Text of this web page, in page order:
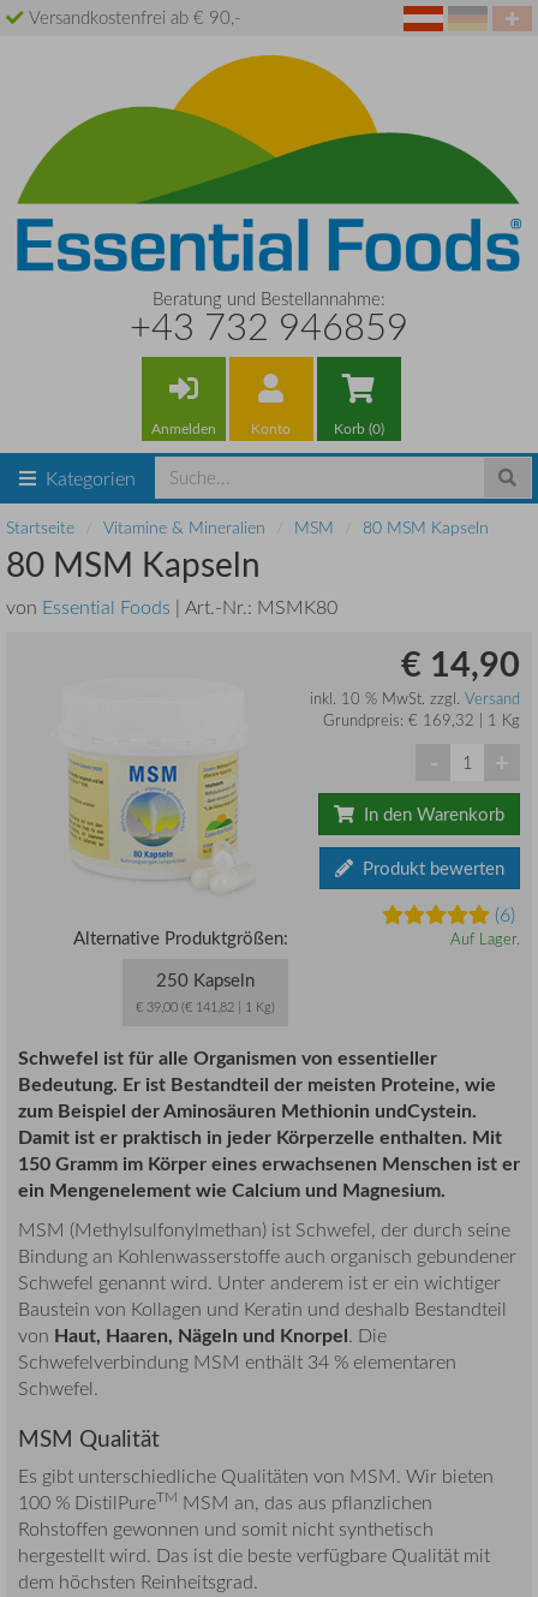
Versandkostenfrei ab € 90,-
Beratung und Bestellannahme:
+43 732 946859
Anmelden Konto Korb (0)
Kategorien
Startseite Vitamine & Mineralien MSM 80 MSM Kapseln
80 MSM Kapseln
von Essential Foods | Art.-Nr.: MSMK80
€ 14,90
inkl. 10 % MwSt. zzgl. Versand
Grundpreis: € 169,32 | 1 Kg
- +
In den Warenkorb
Produkt bewerten
(6)
Auf Lager.
Alternative Produktgrößen:
250 Kapseln
€ 39,00 (€ 141,82 | 1 Kg)
Schwefel ist für alle Organismen von essentieller
Bedeutung. Er ist Bestandteil der meisten Proteine, wie
zum Beispiel der Aminosäuren Methionin undCystein.
Damit ist er praktisch in jeder Körperzelle enthalten. Mit
150 Gramm im Körper eines erwachsenen Menschen ist er
ein Mengenelement wie Calcium und Magnesium.
MSM (Methylsulfonylmethan) ist Schwefel, der durch seine
Bindung an Kohlenwasserstoffe auch organisch gebundener
Schwefel genannt wird. Unter anderem ist er ein wichtiger
Baustein von Kollagen und Keratin und deshalb Bestandteil
von Haut, Haaren, Nägeln und Knorpel. Die
Schwefelverbindung MSM enthält 34 % elementaren
Schwefel.
MSM Qualität
Es gibt unterschiedliche Qualitäten von MSM. Wir bieten
100 % DistilPureTM MSM an, das aus pflanzlichen
Rohstoffen gewonnen und somit nicht synthetisch
hergestellt wird. Das ist die beste verfügbare Qualität mit
dem höchsten Reinheitsgrad.